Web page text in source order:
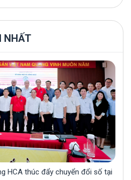
NHẤT
HCA thúc đẩy chuyển đổi số tại